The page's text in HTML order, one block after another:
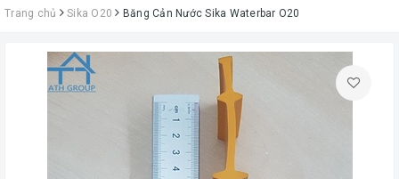
Trang chủ Sika O20 Băng Cản Nước Sika Waterbar O20